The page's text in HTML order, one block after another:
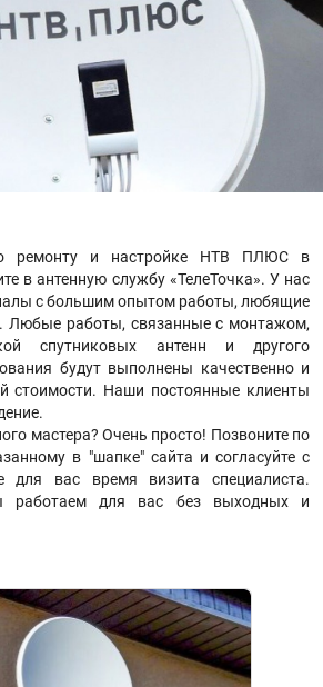
ремонту и настройке НТВ ПЛЮС в
в антенную службу «ТелеТочка». У нас
с большим опытом работы, любящие
Любые работы, связанные с монтажом,
спутниковых антенн и другого
будут выполнены качественно и
стоимости. Наши постоянные клиенты
мастера? Очень просто! Позвоните по
в "шапке" сайта и согласуйте с
для вас время визита специалиста.
работаем для вас без выходных и